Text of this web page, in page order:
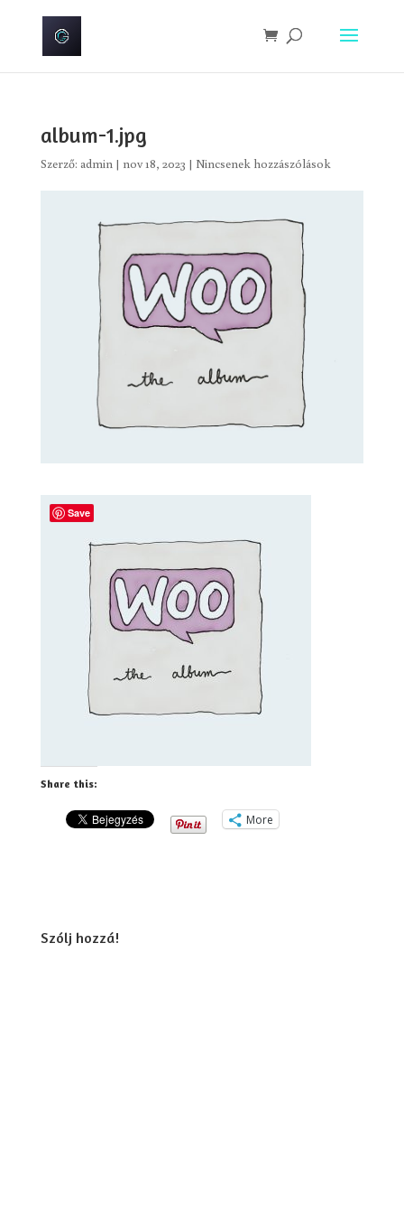
album-1.jpg
Szerző: admin| nov 18, 2023 | Nincsenek hozzászólások
Share this:
More
Szólj hozzá!
Save